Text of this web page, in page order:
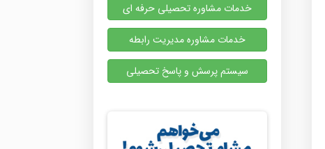
خدمات مشاوره تحصیلی حرفه ای
خدمات مشاوره مدیریت رابطه
سیستم پرسش و پاسخ تحصیلی